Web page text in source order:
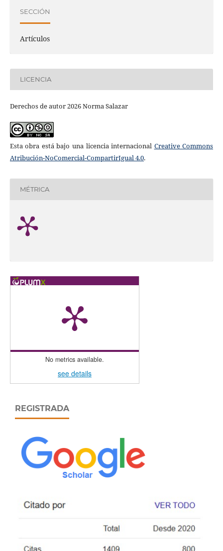
SECCIÓN
Artículos
LICENCIA
Derechos de autor 2026 Norma Salazar
Esta obra está bajo una licencia internacional Creative Commons
Atribución-NoComercial-CompartirIgual 4.0.
MÉTRICA
No metrics available.
see details
REGISTRADA